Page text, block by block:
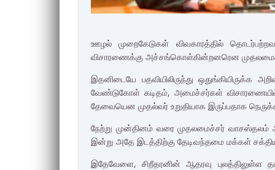
ஊழல் முறைகேடுகள் விவகாரத்தில்
விசாரணைக்கு அச்சங்கொள்கின்றனரென
இதனிடையே பதவியிலிருந்து ஒதுங்கியிருக்க
வேண்டுகோள் கடிதம், அமைச்சர்கள்
தேவையென முதல்வர் உறுதியாக இருப்பதாக
நேற்று முன்தினம் வரை முதலமைச்சர் வாசஸ்தலம்
இன்று அதே இடத்திற்கு தேடிவந்தமை மக்கள்
இதேவேளை, சிறீதரனின் ஆதரவு புலத்திலுள்ள